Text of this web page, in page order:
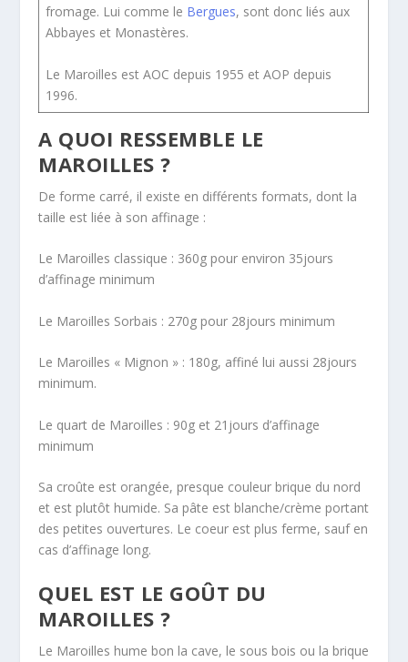
fromage. Lui comme le Bergues, sont donc liés aux
Abbayes et Monastères.
Le Maroilles est AOC depuis 1955 et AOP depuis
1996.
A QUOI RESSEMBLE LE
MAROILLES ?
De forme carré, il existe en différents formats, dont la
taille est liée à son affinage :
Le Maroilles classique : 360g pour environ 35jours
d’affinage minimum
Le Maroilles Sorbais : 270g pour 28jours minimum
Le Maroilles « Mignon » : 180g, affiné lui aussi 28jours
minimum.
Le quart de Maroilles : 90g et 21jours d’affinage
minimum
Sa croûte est orangée, presque couleur brique du nord
et est plutôt humide. Sa pâte est blanche/crème portant
des petites ouvertures. Le coeur est plus ferme, sauf en
cas d’affinage long.
QUEL EST LE GOÛT DU
MAROILLES ?
Le Maroilles hume bon la cave, le sous bois ou la brique